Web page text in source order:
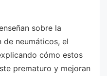
sobre la
neumáticos, el
cómo estos
prematuro y mejoran